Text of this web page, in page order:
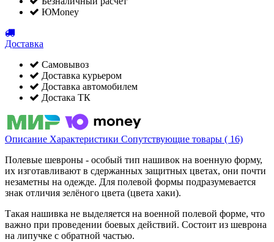
ЮMoney
Доставка
Самовывоз
Доставка курьером
Доставка автомобилем
Достака ТК
Описание Характеристики Сопутствующие товары ( 16)
Полевые шевроны - особый тип нашивок на военную форму,
их изготавливают в сдержанных защитных цветах, они почти
незаметны на одежде. Для полевой формы подразумевается
знак отличия зелёного цвета (цвета хаки).
Такая нашивка не выделяется на военной полевой форме, что
важно при проведении боевых действий. Состоит из шеврона
на липучке с обратной частью.